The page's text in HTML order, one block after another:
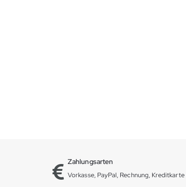
Zahlungsarten
Vorkasse, PayPal, Rechnung, Kreditkarte